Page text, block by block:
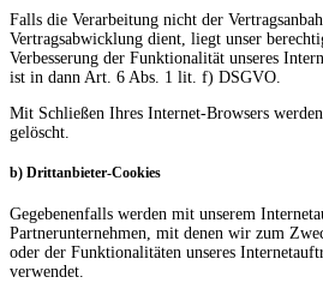
Falls die Verarbeitung nicht der
Vertragsabwicklung dient, liegt unser
Verbesserung der Funktionalität unseres
ist in dann Art. 6 Abs. 1 lit. f) DSGVO.
Mit Schließen Ihres Internet-Browsers
gelöscht.
b) Drittanbieter-Cookies
Gegebenenfalls werden mit unserem
Partnerunternehmen, mit denen wir zum
oder der Funktionalitäten unseres
verwendet.